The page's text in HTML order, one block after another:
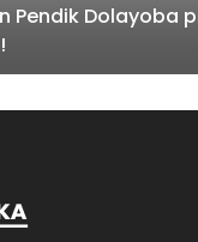
Pendik Dolayoba